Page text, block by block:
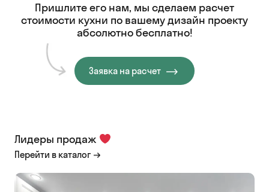
Пришлите его нам, мы сделаем расчет
стоимости кухни по вашему дизайн проекту
абсолютно бесплатно!
Заявка на расчет
Лидеры продаж
Перейти в каталог